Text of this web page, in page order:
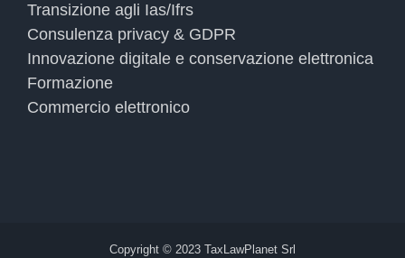
Transizione agli Ias/Ifrs
Consulenza privacy & GDPR
Innovazione digitale e conservazione elettronica
Formazione
Commercio elettronico
Copyright © 2023 TaxLawPlanet Srl